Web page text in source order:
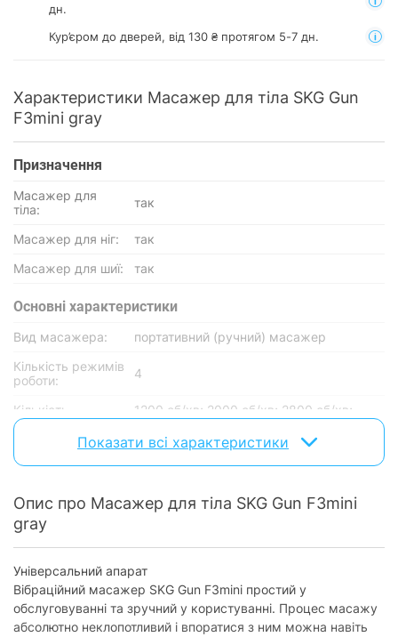
дн.
Кур’єром до дверей, від 130 ₴ протягом 5-7 дн.
Характеристики Масажер для тіла SKG Gun
F3mini gray
Призначення
Масажер для
тіла:
так
Масажер для ніг:
так
Масажер для шиї:
так
Основнi характеристики
Вид масажера:
портативний (ручний) масажер
Кількість режимів
роботи:
4
Кількість
оборотів:
1200 об/хв; 2000 об/хв; 2800 об/хв;
3200 об/хв
Зони
застосування:
тіло, стегна, плечі, груди, руки, литки,
талія, ноги, спина, шия
Глибина масажу:
7 мм
Функції
Вібромасаж: так
Насадки
Кількість насадок
Показати всі характеристики
Опис про Масажер для тіла SKG Gun F3mini
gray
Універсальний апарат
Вібраційний масажер SKG Gun F3mini простий у
обслуговуванні та зручний у користуванні. Процес масажу
абсолютно неклопотливий і впоратися з ним можна навіть